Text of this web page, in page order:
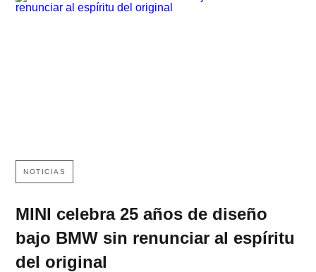
NOTICIAS
MINI celebra 25 años de diseño
bajo BMW sin renunciar al espíritu
del original